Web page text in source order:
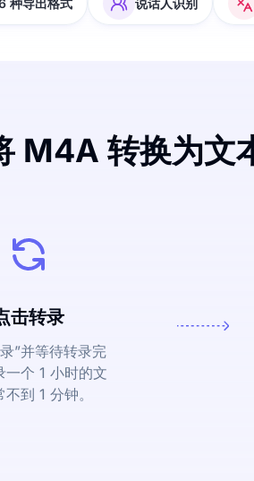
种导出格式 说话人识别
M4A 转换为文
击转录
”并等待转录完
一个 1 小时的文
到 1 分钟。